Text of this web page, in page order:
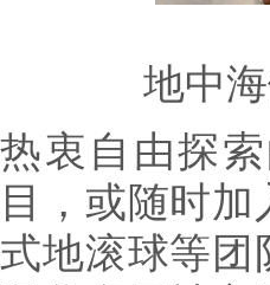
地中
热衷自由探
目，或随时
式地滚球等团